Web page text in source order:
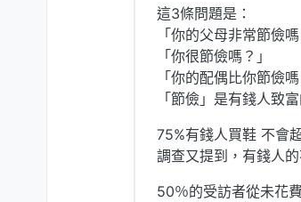
這3條問題是：
「你的父母非常節儉嗎
「你很節儉嗎？」
「你的配偶比你節儉嗎
「節儉」是有錢人致
75%有錢人買鞋 不會
調查又提到，有錢人
50％的受訪者從未花